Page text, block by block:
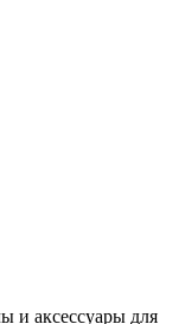
и аксессуары для